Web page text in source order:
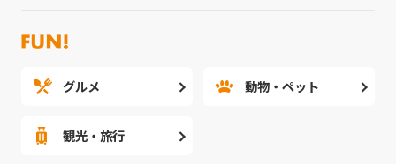
グルメ 動物・ペット
観光・旅行